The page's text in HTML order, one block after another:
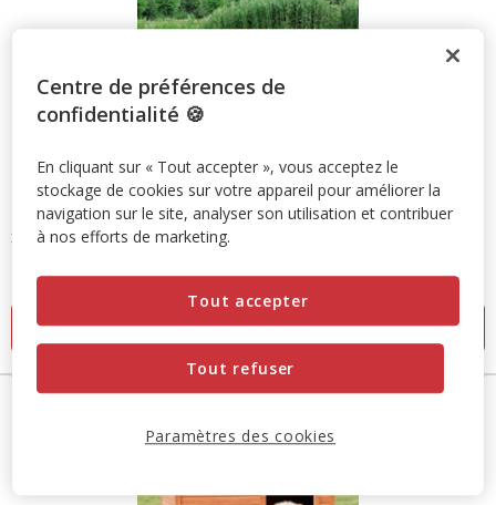
Trixie- natura niche pour chiens Classic à toit plat brun - S/M 85
x 58 x 60 cm
120.00€
Ajouter au panier
Centre de préférences de
confidentialité 🍪
En cliquant sur « Tout accepter », vous acceptez le
stockage de cookies sur votre appareil pour améliorer la
navigation sur le site, analyser son utilisation et contribuer
à nos efforts de marketing.
Tout refuser
Tout accepter
Paramètres des cookies